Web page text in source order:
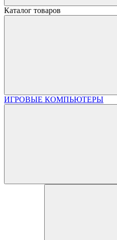
Каталог товаров
ИГРОВЫЕ КОМПЬЮТЕРЫ